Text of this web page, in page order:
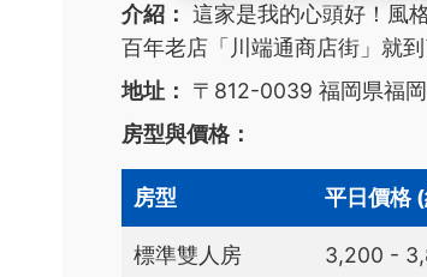
介紹： 這家是我的心頭好！風
百年老店「川端通商店街」就到
地址：
〒812-0039 福岡県福
房型與價格：
房型 平日價格
標準雙人房 3,200 -